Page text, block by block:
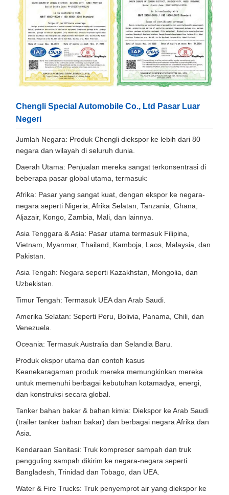
Chengli Special Automobile Co., Ltd Pasar Luar
Negeri
Jumlah Negara: Produk Chengli diekspor ke lebih dari 80
negara dan wilayah di seluruh dunia.
Daerah Utama: Penjualan mereka sangat terkonsentrasi di
beberapa pasar global utama, termasuk:
Afrika: Pasar yang sangat kuat, dengan ekspor ke negara-
negara seperti Nigeria, Afrika Selatan, Tanzania, Ghana,
Aljazair, Kongo, Zambia, Mali, dan lainnya.
Asia Tenggara & Asia: Pasar utama termasuk Filipina,
Vietnam, Myanmar, Thailand, Kamboja, Laos, Malaysia, dan
Pakistan.
Asia Tengah: Negara seperti Kazakhstan, Mongolia, dan
Uzbekistan.
Timur Tengah: Termasuk UEA dan Arab Saudi.
Amerika Selatan: Seperti Peru, Bolivia, Panama, Chili, dan
Venezuela.
Oceania: Termasuk Australia dan Selandia Baru.
Produk ekspor utama dan contoh kasus
Keanekaragaman produk mereka memungkinkan mereka
untuk memenuhi berbagai kebutuhan kotamadya, energi,
dan konstruksi secara global.
Tanker bahan bakar & bahan kimia: Diekspor ke Arab Saudi
(trailer tanker bahan bakar) dan berbagai negara Afrika dan
Asia.
Kendaraan Sanitasi: Truk kompresor sampah dan truk
pengguling sampah dikirim ke negara-negara seperti
Bangladesh, Trinidad dan Tobago, dan UEA.
Water & Fire Trucks: Truk penyemprot air yang diekspor ke